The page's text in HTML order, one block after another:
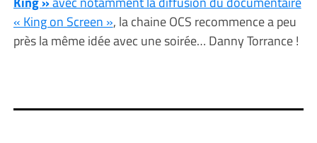
« King on Screen », la chaine OCS recommence a peu
près la même idée avec une soirée… Danny Torrance !